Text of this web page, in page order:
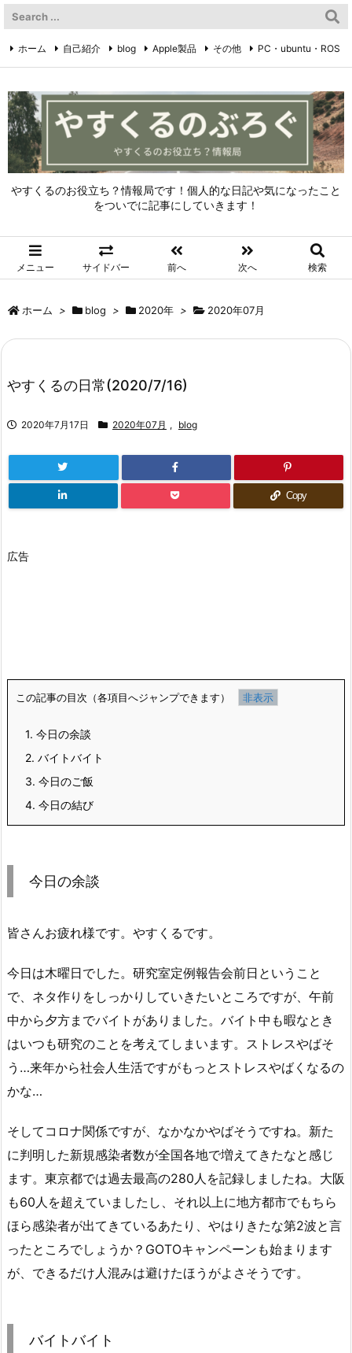
やすくるのお役立ち？情報局です！個人的な日記や気になったこと
をついでに記事にしていきます！
メニュー サイドバー 前へ 次へ 検索
ホーム 自己紹介 blog Apple製品 その他 PC・ubuntu・ROS
ホーム > blog > 2020年 > 2020年07月
やすくるの日常(2020/7/16)
2020年7月17日 2020年07月 , blog
Copy
広告
この記事の目次（各項目へジャンプできます）
1. 今日の余談
2. バイトバイト
3. 今日のご飯
4. 今日の結び
今日の余談
皆さんお疲れ様です。やすくるです。
今日は木曜日でした。研究室定例報告会前日ということ
で、ネタ作りをしっかりしていきたいところですが、午前
中から夕方までバイトがありました。バイト中も暇なとき
はいつも研究のことを考えてしまいます。ストレスやばそ
う…来年から社会人生活ですがもっとストレスやばくなるの
かな…
そしてコロナ関係ですが、なかなかやばそうですね。新た
に判明した新規感染者数が全国各地で増えてきたなと感じ
ます。東京都では過去最高の280人を記録しましたね。大阪
も60人を超えていましたし、それ以上に地方都市でもちら
ほら感染者が出てきているあたり、やはりきたな第2波と言
ったところでしょうか？GOTOキャンペーンも始まります
が、できるだけ人混みは避けたほうがよさそうです。
バイトバイト